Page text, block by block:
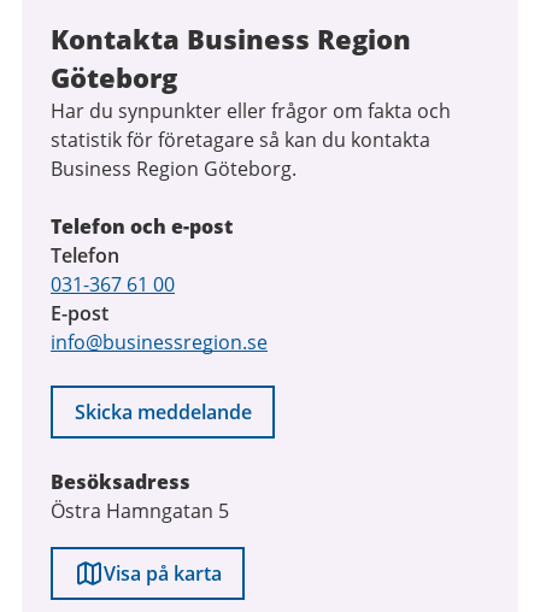
Kontakta Business Region
Göteborg
Har du synpunkter eller frågor om fakta och
statistik för företagare så kan du kontakta
Business Region Göteborg.
Telefon och e-post
Telefon
031-367 61 00
E-post
info@businessregion.se
Skicka meddelande
Besöksadress
Östra Hamngatan 5
Visa på karta